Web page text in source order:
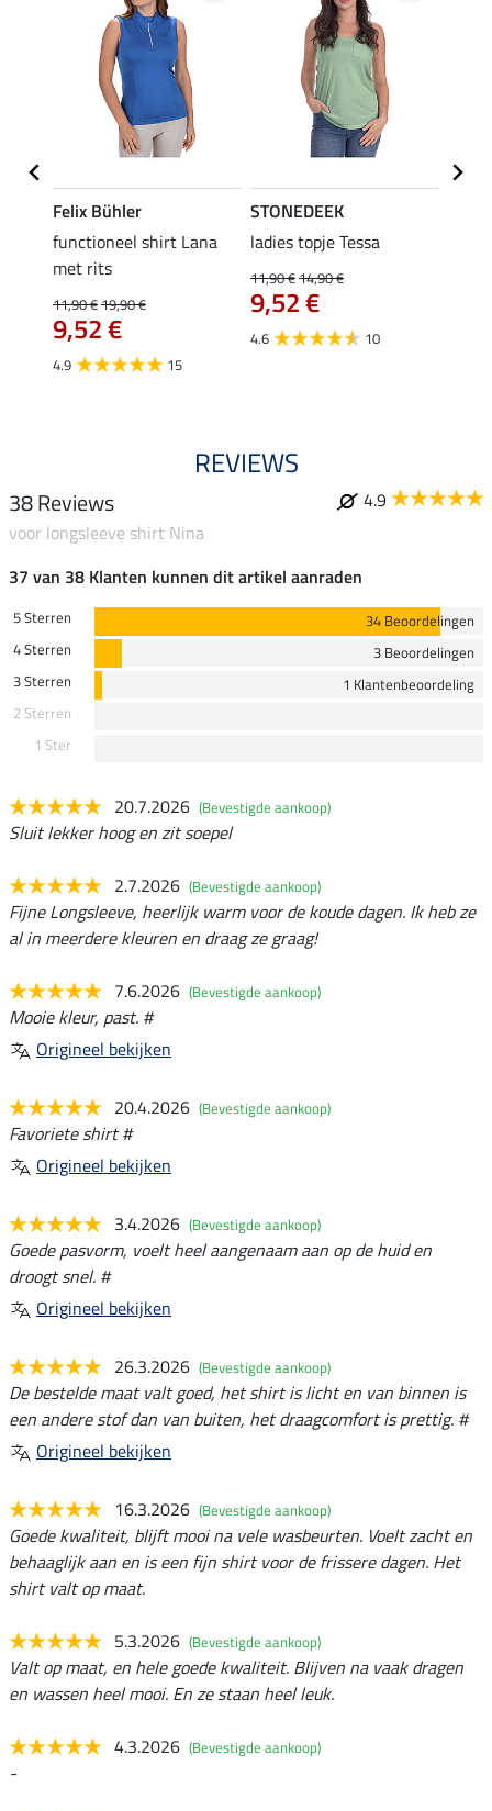
Felix Bühler
functioneel shirt Lana
met rits
11,90 €19,90 €
9,52 €
4.9 15
STONEDEEK
ladies topje Tessa
11,90 €14,90 €
9,52 €
4.6 10
REVIEWS
38 Reviews
4.9
voor longsleeve shirt Nina
37 van 38 Klanten kunnen dit artikel aanraden
5 Sterren
34 Beoordelingen
4 Sterren
3 Beoordelingen
3 Sterren
1 Klantenbeoordeling
2 Sterren
1 Ster
20.7.2026 (Bevestigde aankoop)
Sluit lekker hoog en zit soepel
2.7.2026 (Bevestigde aankoop)
Fijne Longsleeve, heerlijk warm voor de koude dagen. Ik heb ze
al in meerdere kleuren en draag ze graag!
7.6.2026 (Bevestigde aankoop)
Mooie kleur, past. #
Origineel bekijken
20.4.2026 (Bevestigde aankoop)
Favoriete shirt #
Origineel bekijken
3.4.2026 (Bevestigde aankoop)
Goede pasvorm, voelt heel aangenaam aan op de huid en
droogt snel. #
Origineel bekijken
26.3.2026 (Bevestigde aankoop)
De bestelde maat valt goed, het shirt is licht en van binnen is
een andere stof dan van buiten, het draagcomfort is prettig. #
Origineel bekijken
16.3.2026 (Bevestigde aankoop)
Goede kwaliteit, blijft mooi na vele wasbeurten. Voelt zacht en
behaaglijk aan en is een fijn shirt voor de frissere dagen. Het
shirt valt op maat.
5.3.2026 (Bevestigde aankoop)
Valt op maat, en hele goede kwaliteit. Blijven na vaak dragen
en wassen heel mooi. En ze staan heel leuk.
4.3.2026 (Bevestigde aankoop)
-